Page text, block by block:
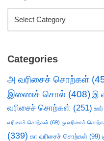
Categories
அ வரிசைச் சொற்கள்
இணைச் சொல் (408) இ
வரிசைச் சொற்கள் (251) ஊர்
வரிசைச் சொற்கள் (69) ஒ வரிசைச்
(339) கா வரிசைச் சொற்கள் (99)